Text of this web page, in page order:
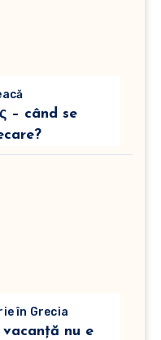
– când se
în Grecia
nu e